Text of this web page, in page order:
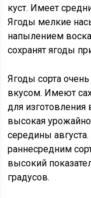
куст. Имеет
Ягоды мелкие
напылением
сохранят ягоды
Ягоды сорта
вкусом. Имеют
для
высокая
середины
раннесредним
высокий
градусов.